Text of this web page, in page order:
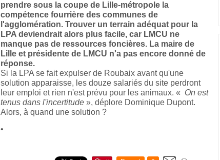
prendre sous la coupe de Lille-métropole la
compétence fourrière des communes de
l'agglomération. Trouver un terrain adéquat pour la
LPA deviendrait alors plus facile, car LMCU ne
manque pas de ressources foncières. La maire de
Lille et présidente de LMCU n'a pas encore donné de
réponse.
Si la LPA se fait expulser de Roubaix avant qu'une
solution apparaisse, les douze salariés du site perdront
leur emploi et rien n'est prévu pour les animaux. « On est
tenus dans l'incertitude », déplore Dominique Dupont.
Alors, à quand une solution ?
•